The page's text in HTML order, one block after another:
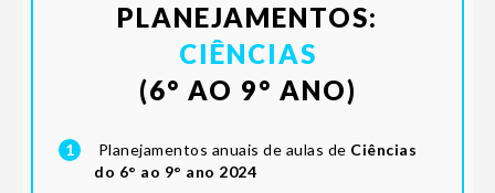
PLANEJAMENTOS:
CIÊNCIAS
(6° AO 9° ANO)
1 Planejamentos anuais de aulas de Ciências
do 6° ao 9° ano 2024